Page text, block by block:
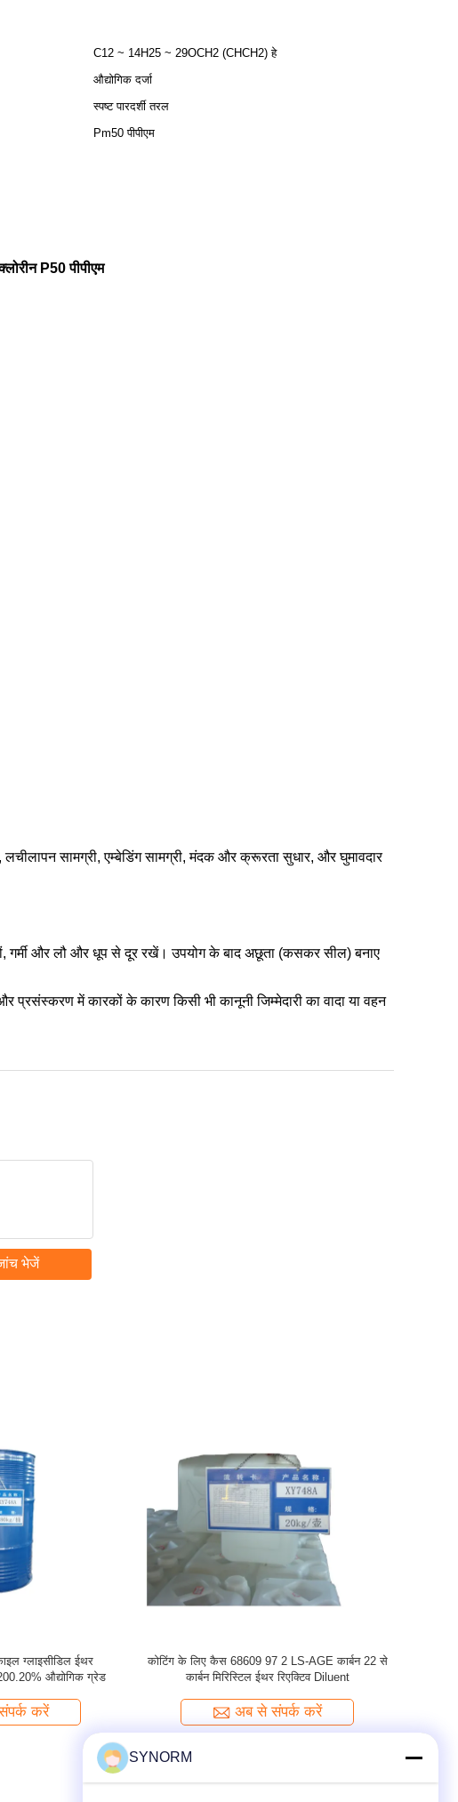
C12 ~ 14H25 ~ 29OCH2 (CHCH2) हे
औद्योगिक दर्जा
स्पष्ट पारदर्शी तरल
Pm50 पीपीएम
P50 पीपीएम
सामग्री, एम्बेडिंग सामग्री, मंदक और क्रूरता सुधार, और घुमावदार
गर्मी और लौ और धूप से दूर रखें। उपयोग के बाद अछूता (कसकर सील) बनाए
प्रसंस्करण में कारकों के कारण किसी भी कानूनी जिम्मेदारी का वादा या वहन
भेजें
ग्लाइसीडिल ईथर
तरल
करें
औद्योगिक ग्रेड C8 C10 CAS 68609 96 1 रासायनिक
प्रतिरोध कोटिंग / समुद्री कोटिंग
अब से संपर्क करें
SYNORM